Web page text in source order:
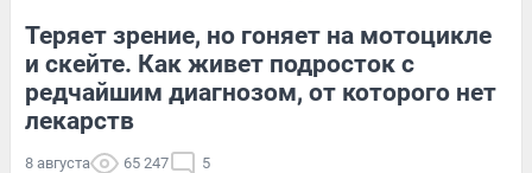
Теряет зрение, но гоняет на мотоцикле
и скейте. Как живет подросток с
редчайшим диагнозом, от которого нет
лекарств
8 августа 65 247 5